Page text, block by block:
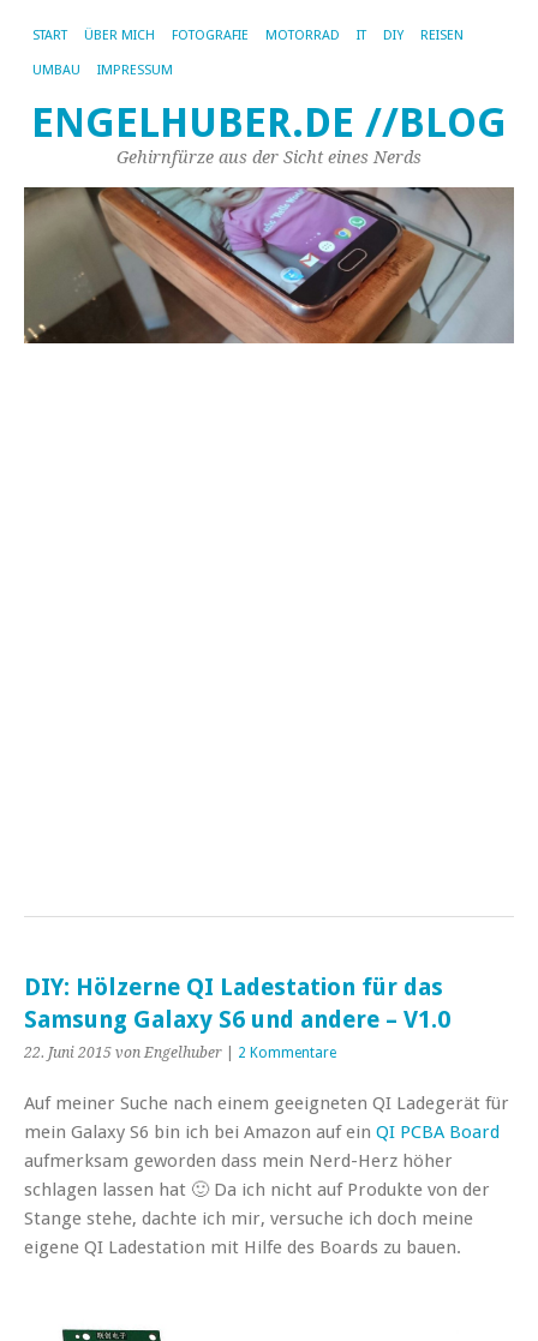
START ÜBER MICH FOTOGRAFIE MOTORRAD IT DIY REISEN
UMBAU IMPRESSUM
ENGELHUBER.DE //BLOG
Gehirnfürze aus der Sicht eines Nerds
DIY: Hölzerne QI Ladestation für das
Samsung Galaxy S6 und andere – V1.0
22. Juni 2015 von Engelhuber 2 Kommentare
Auf meiner Suche nach einem geeigneten QI Ladegerät für
mein Galaxy S6 bin ich bei Amazon auf ein QI PCBA Board
aufmerksam geworden dass mein Nerd-Herz höher
schlagen lassen hat 🙂 Da ich nicht auf Produkte von der
Stange stehe, dachte ich mir, versuche ich doch meine
eigene QI Ladestation mit Hilfe des Boards zu bauen.